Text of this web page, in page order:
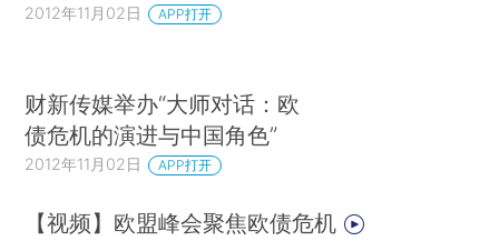
2012年11月02日 APP打开
财新传媒举办“大师对话：欧
债危机的演进与中国角色”
2012年11月02日 APP打开
【视频】欧盟峰会聚焦欧债危机